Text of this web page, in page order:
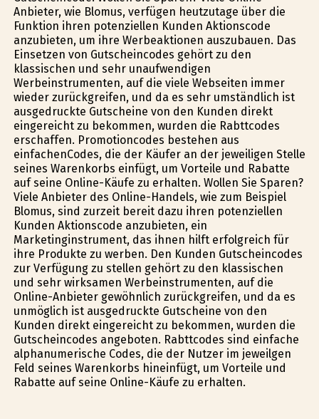
Anbieter, wie Blomus, verfügen heutzutage über die
Funktion ihren potenziellen Kunden Aktionscode
anzubieten, um ihre Werbeaktionen auszubauen. Das
Einsetzen von Gutscheincodes gehört zu den
klassischen und sehr unaufwendigen
Werbeinstrumenten, auf die viele Webseiten immer
wieder zurückgreifen, und da es sehr umständlich ist
ausgedruckte Gutscheine von den Kunden direkt
eingereicht zu bekommen, wurden die Rabttcodes
erschaffen. Promotioncodes bestehen aus
einfachenCodes, die der Käufer an der jeweiligen Stelle
seines Warenkorbs einfügt, um Vorteile und Rabatte
auf seine Online-Käufe zu erhalten. Wollen Sie Sparen?
Viele Anbieter des Online-Handels, wie zum Beispiel
Blomus, sind zurzeit bereit dazu ihren potenziellen
Kunden Aktionscode anzubieten, ein
Marketinginstrument, das ihnen hilft erfolgreich für
ihre Produkte zu werben. Den Kunden Gutscheincodes
zur Verfügung zu stellen gehört zu den klassischen
und sehr wirksamen Werbeinstrumenten, auf die
Online-Anbieter gewöhnlich zurückgreifen, und da es
unmöglich ist ausgedruckte Gutscheine von den
Kunden direkt eingereicht zu bekommen, wurden die
Gutscheincodes angeboten. Rabttcodes sind einfache
alphanumerische Codes, die der Nutzer im jeweilgen
Feld seines Warenkorbs hineinfügt, um Vorteile und
Rabatte auf seine Online-Käufe zu erhalten.